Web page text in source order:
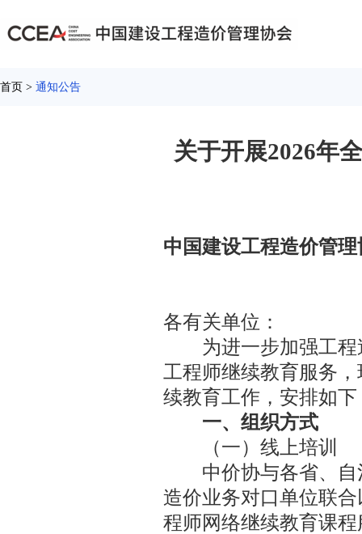
首页 > 通知公告
关于开展2026年
中国建设工程造价管
各有关单位：
为进一步加强工程
工程师继续教育服务
续教育工作，安排如下
一、组织方式
（一）线上培训
中价协与各省、自
造价业务对口单位联
程师网络继续教育课